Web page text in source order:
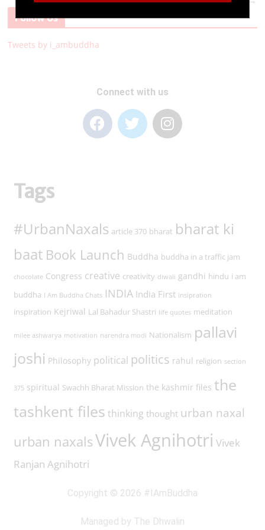
Follow Us
Tweets by i_ambuddha
Connect with us
Tags
#UrbanNaxals article 370 bharat bharat ki
baat Book Launch Buddha buddha in a traffic jam
chocolate Congress creative creativity diwali gandhi hindu i am
buddha I Am Buddha Chats INDIA India First insipration
inspiration Kejriwal Lal Bahadur Shastri life quotes meditation
milee ashwarya motivation narendra modi Nationalism pallavi
joshi Philosophy political politics rahul religion section
375 spiritual Swachh Bharat Mission the kashmir files the
tashkent files thinking thought urban naxal
urban naxalsVivek Agnihotri Vivek
Ranjan Agnihotri
Copyright © 2026 #IAmBuddha
Managed by The Dhwalin